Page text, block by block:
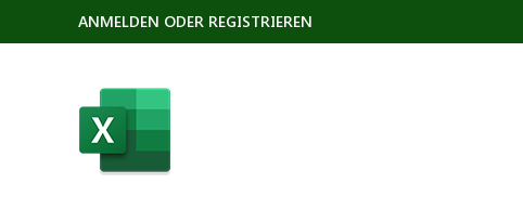
ANMELDEN ODER REGISTRIEREN